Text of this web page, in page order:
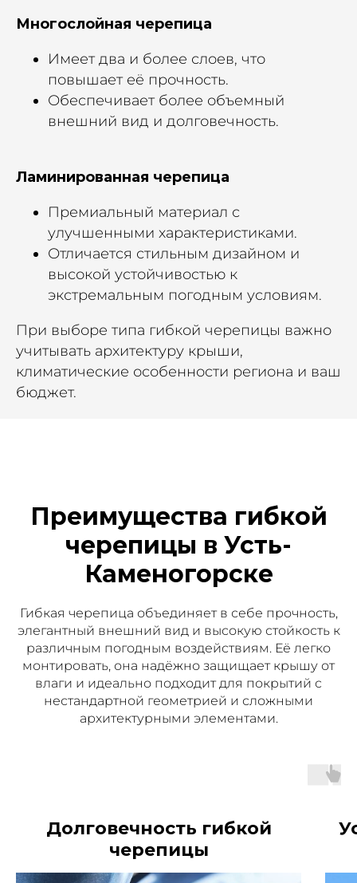
Многослойная черепица
Имеет два и более слоев, что
повышает её прочность.
Обеспечивает более объемный
внешний вид и долговечность.
Ламинированная черепица
Премиальный материал с
улучшенными характеристиками.
Отличается стильным дизайном и
высокой устойчивостью к
экстремальным погодным условиям.
При выборе типа гибкой черепицы важно
учитывать архитектуру крыши,
климатические особенности региона и ваш
бюджет.
Преимущества гибкой
черепицы в Усть-
Каменогорске
Гибкая черепица объединяет в себе прочность,
элегантный внешний вид и высокую стойкость к
различным погодным воздействиям. Её легко
монтировать, она надёжно защищает крышу от
влаги и идеально подходит для покрытий с
нестандартной геометрией и сложными
архитектурными элементами.
Долговечность гибкой
черепицы